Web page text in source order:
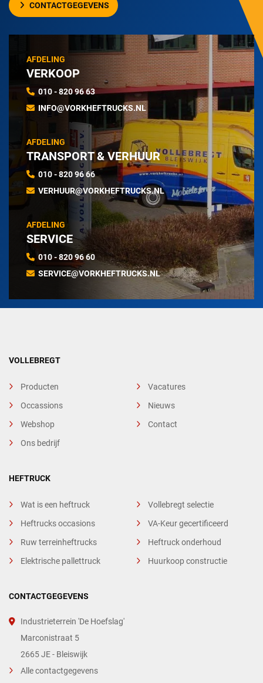
CONTACTGEGEVENS
AFDELING
VERKOOP
010 - 820 96 63
INFO@VORKHEFTRUCKS.NL
AFDELING
TRANSPORT & VERHUUR
010 - 820 96 66
VERHUUR@VORKHEFTRUCKS.NL
AFDELING
SERVICE
010 - 820 96 60
SERVICE@VORKHEFTRUCKS.NL
VOLLEBREGT
Producten
Occassions
Webshop
Ons bedrijf
Vacatures
Nieuws
Contact
HEFTRUCK
Wat is een heftruck
Heftrucks occasions
Ruw terreinheftrucks
Elektrische pallettruck
Vollebregt selectie
VA-Keur gecertificeerd
Heftruck onderhoud
Huurkoop constructie
CONTACTGEGEVENS
Industrieterrein 'De Hoefslag'
Marconistraat 5
2665 JE - Bleiswijk
Alle contactgegevens